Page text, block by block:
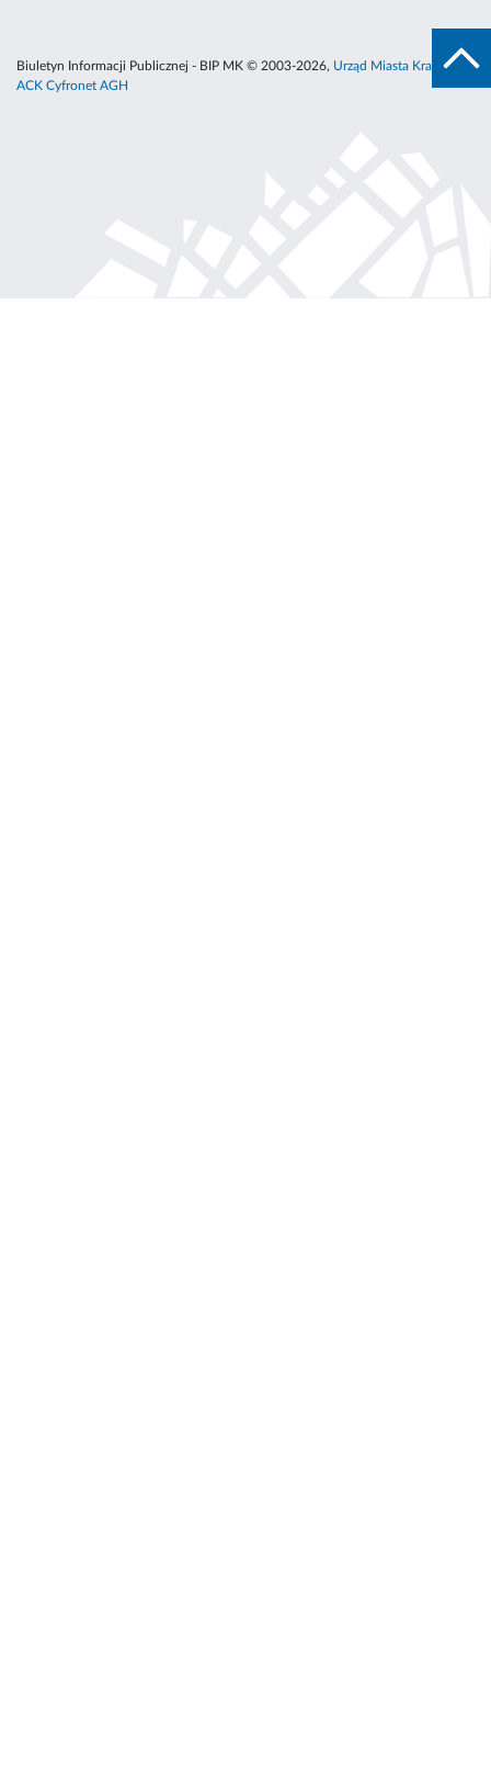
Biuletyn Informacji Publicznej - BIP MK © 2003-2026, Urząd Miasta Krakowa
ACK Cyfronet AGH